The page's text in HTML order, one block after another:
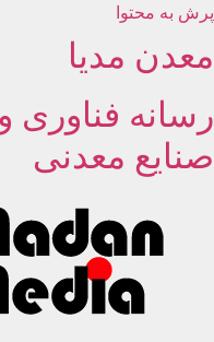
پرش به محتوا
معدن مدیا
رسانه فناوری
صنایع معدنی